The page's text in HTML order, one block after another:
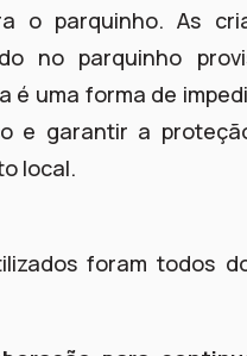
o parquinho. As
no parquinho
é uma forma de
e garantir a
local.
foram todos